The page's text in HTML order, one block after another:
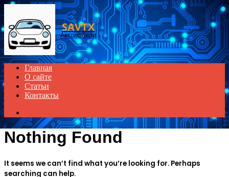
Menu
SAVTX
Автомобили
Главная
О сайте
Статьи
Контакты
for
Nothing Found
It seems we can’t find what you’re looking for. Perhaps
searching can help.